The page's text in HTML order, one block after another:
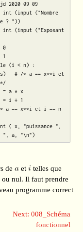
2020 09 09
int (input ("Nombre
? "))
int (input ("Exposant
0
1
(i < n) :
# /* a == x**i et
= a * x
= i + 1
a == x**i et i == n
( x, "puissance ",
de et
telles que
nul. Il faut prendre
programme correct
Next: 008_Schéma
fonctionnel